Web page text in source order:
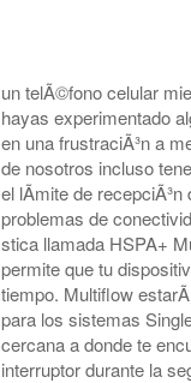
un telÃ©fono celular
hayas experimentado
en una frustraciÃ³n a
de nosotros incluso
el lÃ­mite de
problemas de
stica llamada HSPA+
permite que tu
tiempo. Multiflow
para los sistemas
cercana a donde te
interruptor durante la